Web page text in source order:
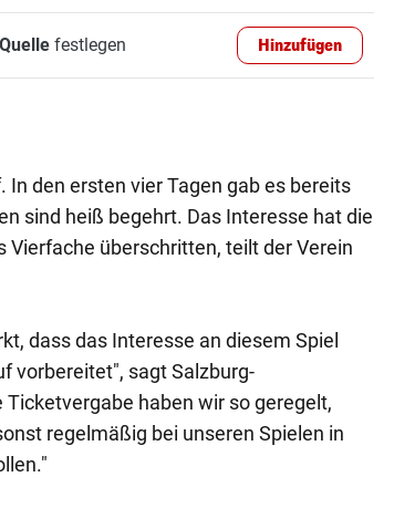
festlegen Hinzufügen
den ersten vier Tagen gab es bereits
sind heiß begehrt. Das Interesse hat die
Vierfache überschritten, teilt der Verein
dass das Interesse an diesem Spiel
vorbereitet", sagt Salzburg-
haben wir so geregelt,
regelmäßig bei unseren Spielen in